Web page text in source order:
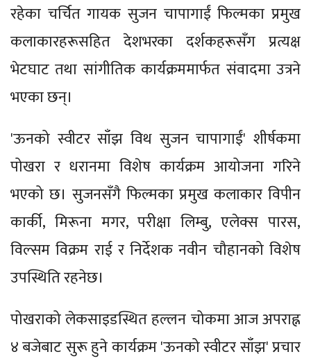
रहेका चर्चित गायक सुजन चापागाईं फिल्मका प्रमुख
कलाकारहरूसहित देशभरका दर्शकहरूसँग प्रत्यक्ष
भेटघाट तथा सांगीतिक कार्यक्रममार्फत संवादमा उत्रने
भएका छन्।
'ऊनको स्वीटर साँझ विथ सुजन चापागाईं' शीर्षकमा
पोखरा र धरानमा विशेष कार्यक्रम आयोजना गरिने
भएको छ। सुजनसँगै फिल्मका प्रमुख कलाकार विपीन
कार्की, मिरूना मगर, परीक्षा लिम्बु, एलेक्स पारस,
विल्सम विक्रम राई र निर्देशक नवीन चौहानको विशेष
उपस्थिति रहनेछ।
पोखराको लेकसाइडस्थित हल्लन चोकमा आज अपराह्न
४ बजेबाट सुरू हुने कार्यक्रम 'ऊनको स्वीटर साँझ' प्रचार